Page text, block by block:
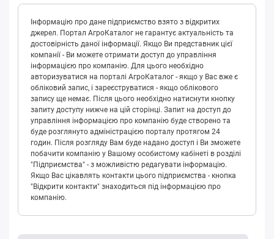
Інформацію про дане підприємство взято з відкритих
джерел. Портал АгроКаталог не гарантує актуальність та
достовірність даної інформації. Якщо Ви представник цієї
компанії - Ви можете отримати доступ до управління
інформацією про компанію. Для цього необхідно
авторизуватися на порталі АгроКаталог - якщо у Вас вже є
обліковий запис, і зареєструватися - якщо облікового
запису ще немає. Після цього необхідно натиснути кнопку
запиту доступу нижче на цій сторінці. Запит на доступ до
управління інформацією про компанію буде створено та
буде розглянуто адміністрацією порталу протягом 24
годин. Після розгляду Вам буде надано доступ і Ви зможете
побачити компанію у Вашому особистому кабінеті в розділі
"Підприємства" - з можливістю редагувати інформацію.
Якщо Вас цікавлять контакти цього підприємства - кнопка
"Відкрити контакти" знаходиться під інформацією про
компанію.